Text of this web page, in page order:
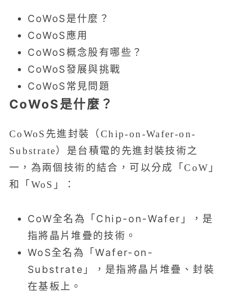
CoWoS是什麼？
CoWoS應用
CoWoS概念股有哪些？
CoWoS發展與挑戰
CoWoS常見問題
CoWoS是什麼？
CoWoS先進封裝（Chip-on-Wafer-on-
Substrate）是台積電的先進封裝技術之
一，為兩個技術的結合，可以分成「CoW」
和「WoS」：
CoW全名為「Chip-on-Wafer」，是
指將晶片堆疊的技術。
WoS全名為「Wafer-on-
Substrate」，是指將晶片堆疊、封裝
在基板上。